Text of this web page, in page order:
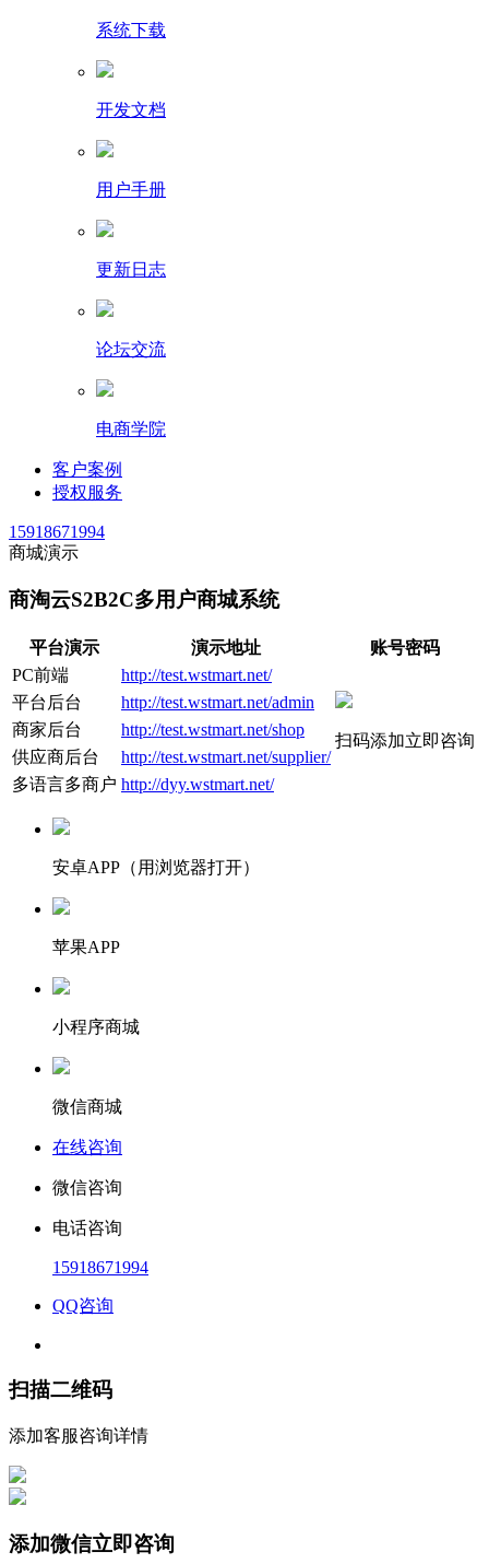
系统下载
开发文档
用户手册
更新日志
论坛交流
电商学院
客户案例
授权服务
15918671994
商城演示
商淘云S2B2C多用户商城系统
平台演示 演示地址
账号密码
PC前端
http://test.wstmart.net/
扫码添加立即咨询
平台后台
http://test.wstmart.net/admin
商家后台
http://test.wstmart.net/shop
供应商后台
http://test.wstmart.net/supplier/
多语言多商户 http://dyy.wstmart.net/
安卓APP（用浏览器打开）
苹果APP
小程序商城
微信商城
在线咨询
微信咨询
电话咨询
15918671994
QQ咨询
扫描二维码
添加客服咨询详情
添加微信立即咨询